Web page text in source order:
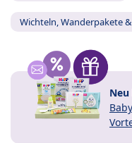
Wichteln, Wanderpakete
Neu